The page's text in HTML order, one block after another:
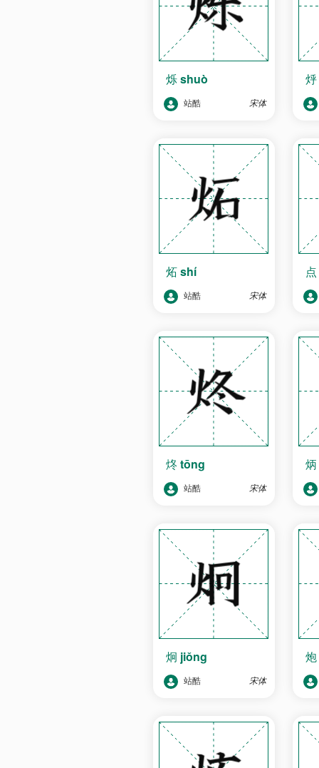
烁shuò
站酷 宋体
烀
炻shí
站酷 宋体
点
炵tōng
站酷 宋体
炳
炯 jiǒng
站酷 宋体
炮